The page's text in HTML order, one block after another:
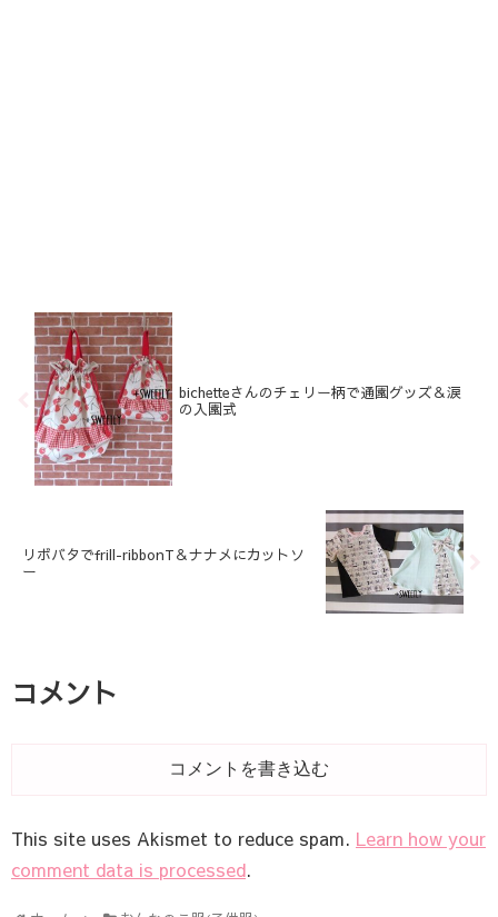
bichetteさんのチェリー柄で通園グッズ＆涙
の入園式
リボバタでfrill-ribbonT＆ナナメにカットソ
ー
コメント
コメントを書き込む
This site uses Akismet to reduce spam. Learn how your
comment data is processed.